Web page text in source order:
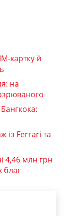
картку й
на
із Ferrari та
4,46 млн грн
благ